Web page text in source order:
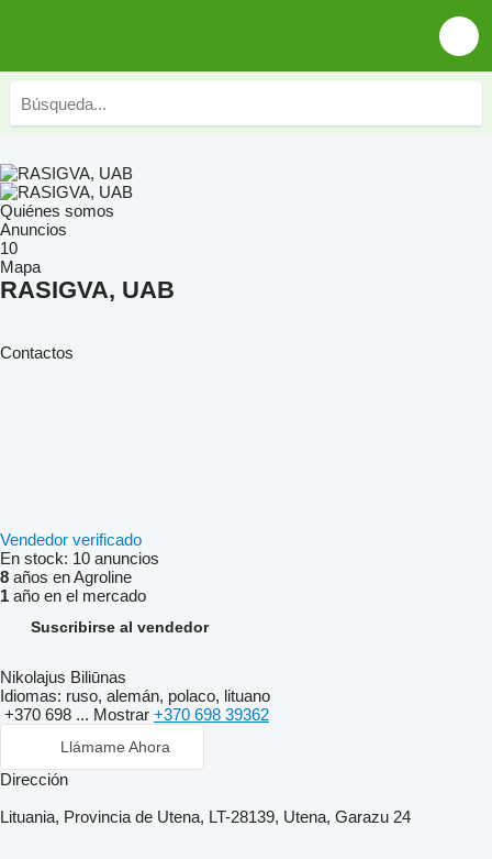
Quiénes somos
Anuncios
10
Mapa
RASIGVA, UAB
Contactos
Vendedor verificado
En stock: 10 anuncios
8 años en Agroline
1 año en el mercado
Suscribirse al vendedor
Nikolajus Biliūnas
Idiomas: ruso, alemán, polaco, lituano
+370 698 ... Mostrar +370 698 39362
Llámame Ahora
Dirección
Lituania, Provincia de Utena, LT-28139, Utena, Garazu 24